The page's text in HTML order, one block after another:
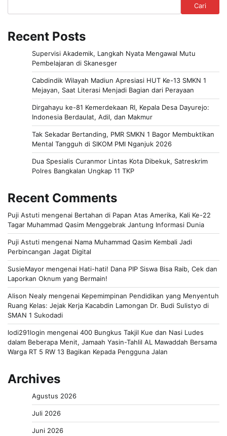
Cari
Recent Posts
Supervisi Akademik, Langkah Nyata Mengawal Mutu
Pembelajaran di Skanesger
Cabdindik Wilayah Madiun Apresiasi HUT Ke-13 SMKN 1
Mejayan, Saat Literasi Menjadi Bagian dari Perayaan
Dirgahayu ke-81 Kemerdekaan RI, Kepala Desa Dayurejo:
Indonesia Berdaulat, Adil, dan Makmur
Tak Sekadar Bertanding, PMR SMKN 1 Bagor Membuktikan
Mental Tangguh di SIKOM PMI Nganjuk 2026
Dua Spesialis Curanmor Lintas Kota Dibekuk, Satreskrim
Polres Bangkalan Ungkap 11 TKP
Recent Comments
Puji Astuti mengenai Bertahan di Papan Atas Amerika, Kali Ke-22
Tagar Muhammad Qasim Menggebrak Jantung Informasi Dunia
Puji Astuti mengenai Nama Muhammad Qasim Kembali Jadi
Perbincangan Jagat Digital
SusieMayor mengenai Hati-hati! Dana PIP Siswa Bisa Raib, Cek dan
Laporkan Oknum yang Bermain!
Alison Nealy mengenai Kepemimpinan Pendidikan yang Menyentuh
Ruang Kelas: Jejak Kerja Kacabdin Lamongan Dr. Budi Sulistyo di
SMAN 1 Sukodadi
lodi291login mengenai 400 Bungkus Takjil Kue dan Nasi Ludes
dalam Beberapa Menit, Jamaah Yasin-Tahlil AL Mawaddah Bersama
Warga RT 5 RW 13 Bagikan Kepada Pengguna Jalan
Archives
Agustus 2026
Juli 2026
Juni 2026